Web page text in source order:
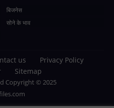
बिजनेस
सोने के भाव
us
Privacy Policy
Sitemap
Copyright © 2025